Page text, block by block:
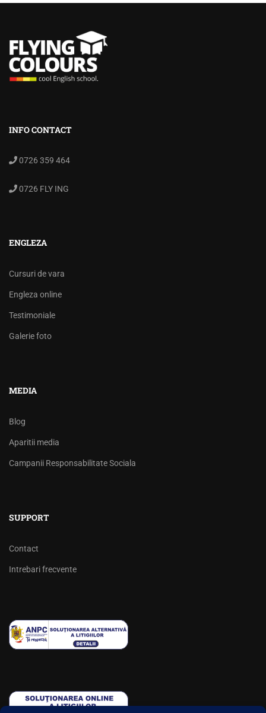
INFO CONTACT
0726 359 464
0726 FLY ING
ENGLEZA
Cursuri de vara
Engleza online
Testimoniale
Galerie foto
MEDIA
Blog
Aparitii media
Campanii Responsabilitate Sociala
SUPPORT
Contact
Intrebari frecvente